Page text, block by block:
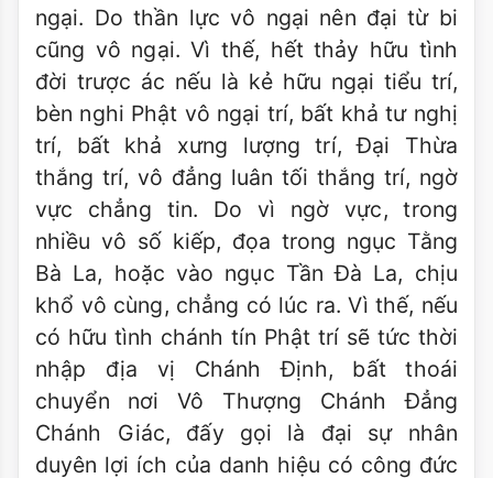
ngại. Do thần lực vô ngại nên đại từ bi
cũng vô ngại. Vì thế, hết thảy hữu tình
đời trược ác nếu là kẻ hữu ngại tiểu trí,
bèn nghi Phật vô ngại trí, bất khả tư nghị
trí, bất khả xưng lượng trí, Đại Thừa
thắng trí, vô đẳng luân tối thắng trí, ngờ
vực chẳng tin. Do vì ngờ vực, trong
nhiều vô số kiếp, đọa trong ngục Tằng
Bà La, hoặc vào ngục Tần Đà La, chịu
khổ vô cùng, chẳng có lúc ra. Vì thế, nếu
có hữu tình chánh tín Phật trí sẽ tức thời
nhập địa vị Chánh Định, bất thoái
chuyển nơi Vô Thượng Chánh Đẳng
Chánh Giác, đấy gọi là đại sự nhân
duyên lợi ích của danh hiệu có công đức